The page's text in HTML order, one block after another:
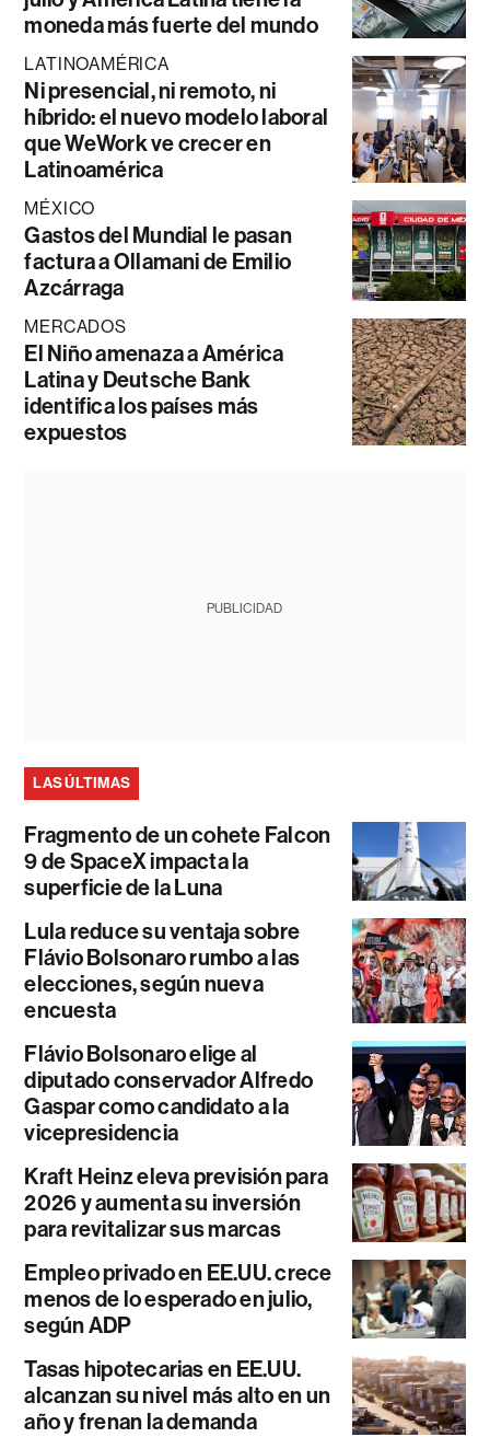
moneda más fuerte del mundo
LATINOAMÉRICA
Ni presencial, ni remoto, ni
híbrido: el nuevo modelo laboral
que WeWork ve crecer en
Latinoamérica
MÉXICO
Gastos del Mundial le pasan
factura a Ollamani de Emilio
Azcárraga
MERCADOS
El Niño amenaza a América
Latina y Deutsche Bank
identifica los países más
expuestos
PUBLICIDAD
LAS ÚLTIMAS
Fragmento de un cohete Falcon
9 de SpaceX impacta la
superficie de la Luna
Lula reduce su ventaja sobre
Flávio Bolsonaro rumbo a las
elecciones, según nueva
encuesta
Flávio Bolsonaro elige al
diputado conservador Alfredo
Gaspar como candidato a la
vicepresidencia
Kraft Heinz eleva previsión para
2026 y aumenta su inversión
para revitalizar sus marcas
Empleo privado en EE.UU. crece
menos de lo esperado en julio,
según ADP
Tasas hipotecarias en EE.UU.
alcanzan su nivel más alto en un
año y frenan la demanda